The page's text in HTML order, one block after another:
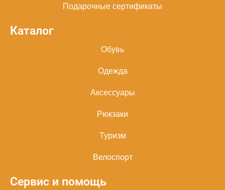
Подарочные сертификаты
Каталог
Обувь
Одежда
Аксессуары
Рюкзаки
Туризм
Велоспорт
Сервис и помощь